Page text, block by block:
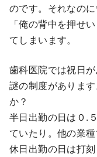
のです。それなの
「俺の背中を押せ
てしまいます。
歯科医院では祝日
謎の制度がありま
か？
半日出勤の日は０.
ていたり。他の業
休日出勤の日は打